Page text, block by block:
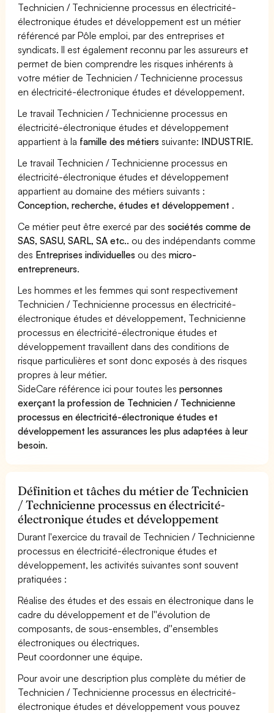
Technicien / Technicienne processus en électricité-
électronique études et développement est un métier
référencé par Pôle emploi, par des entreprises et
syndicats. Il est également reconnu par les assureurs et
permet de bien comprendre les risques inhérents à
votre métier de Technicien / Technicienne processus
en électricité-électronique études et développement.
Le travail Technicien / Technicienne processus en
électricité-électronique études et développement
appartient à la famille des métiers suivante: INDUSTRIE.
Le travail Technicien / Technicienne processus en
électricité-électronique études et développement
appartient au domaine des métiers suivants :
Conception, recherche, études et développement .
Ce métier peut être exercé par dessociétés comme de
SAS, SASU, SARL, SA etc.. ou des indépendants comme
des Entreprises individuelles ou desmicro-
entrepreneurs.
Les hommes et les femmes qui sont respectivement
Technicien / Technicienne processus en électricité-
électronique études et développement, Technicienne
processus en électricité-électronique études et
développement travaillent dans des conditions de
risque particulières et sont donc exposés à des risques
propres à leur métier.
SideCare référence ici pour toutes lespersonnes
exerçant la profession de Technicien / Technicienne
processus en électricité-électronique études et
développement les assurances les plus adaptées à leur
besoin.
Définition et tâches du métier de Technicien
/ Technicienne processus en électricité-
électronique études et développement
Durant l'exercice du travail de Technicien / Technicienne
processus en électricité-électronique études et
développement, les activités suivantes sont souvent
pratiquées :
Réalise des études et des essais en électronique dans le
cadre du développement et de l''évolution de
composants, de sous-ensembles, d''ensembles
électroniques ou électriques.
Peut coordonner une équipe.
Pour avoir une description plus complète du métier de
Technicien / Technicienne processus en électricité-
électronique études et développement vous pouvez